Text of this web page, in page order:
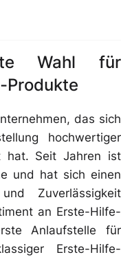
Wahl für
Produkte
das sich
hochwertiger
hat. Seit Jahren ist
und hat sich einen
Zuverlässigkeit
an Erste-Hilfe-
Anlaufstelle für
Erste-Hilfe-